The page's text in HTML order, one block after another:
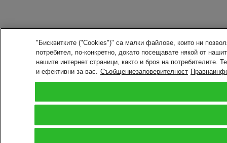
"Бисквитките ("Cookies")" са малки файлове, които ни
потребител, по-конкретно, докато посещавате някой от
нашите интернет страници, както и броя на
и ефективни за вас. Съобщениезаповерителност